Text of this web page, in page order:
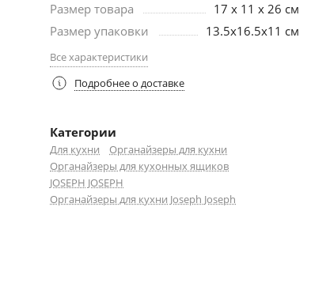
Размер товара
17 х 11 х 26 см
Размер упаковки
13.5х16.5х11 см
Все характеристики
Подробнее о доставке
Категории
Для кухни
Органайзеры для кухни
Органайзеры для кухонных ящиков
JOSEPH JOSEPH
Органайзеры для кухни Joseph Joseph